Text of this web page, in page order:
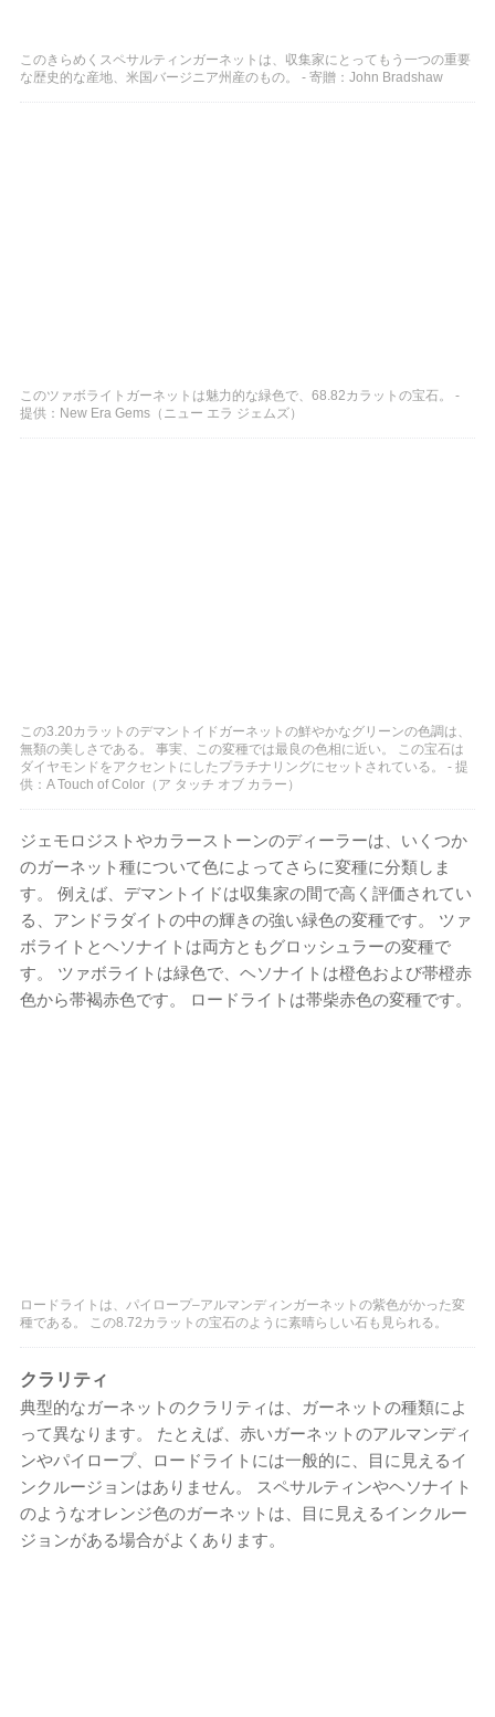
このきらめくスペサルティンガーネットは、収集家にとってもう一つの重要
な歴史的な産地、米国バージニア州産のもの。 - 寄贈：John Bradshaw
このツァボライトガーネットは魅力的な緑色で、68.82カラットの宝石。 -
提供：New Era Gems（ニュー エラ ジェムズ）
この3.20カラットのデマントイドガーネットの鮮やかなグリーンの色調は、
無類の美しさである。 事実、この変種では最良の色相に近い。 この宝石は
ダイヤモンドをアクセントにしたプラチナリングにセットされている。 - 提
供：A Touch of Color（ア タッチ オブ カラー）
ジェモロジストやカラーストーンのディーラーは、いくつか
のガーネット種について色によってさらに変種に分類しま
す。 例えば、デマントイドは収集家の間で高く評価されてい
る、アンドラダイトの中の輝きの強い緑色の変種です。 ツァ
ボライトとヘソナイトは両方ともグロッシュラーの変種で
す。 ツァボライトは緑色で、ヘソナイトは橙色および帯橙赤
色から帯褐赤色です。 ロードライトは帯柴赤色の変種です。
ロードライトは、パイロープ–アルマンディンガーネットの紫色がかった変
種である。 この8.72カラットの宝石のように素晴らしい石も見られる。
クラリティ
典型的なガーネットのクラリティは、ガーネットの種類によ
って異なります。 たとえば、赤いガーネットのアルマンディ
ンやパイロープ、ロードライトには一般的に、目に見えるイ
ンクルージョンはありません。 スペサルティンやヘソナイト
のようなオレンジ色のガーネットは、目に見えるインクルー
ジョンがある場合がよくあります。